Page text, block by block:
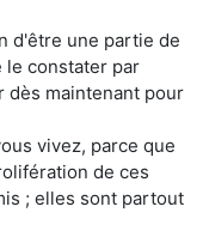
d'être une partie de
le constater par
dès maintenant pour
vivez, parce que
de ces
; elles sont partout